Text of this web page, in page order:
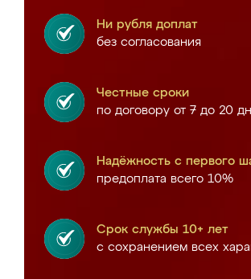
Ни рубля доплат
без согласования
Честные сроки
по договору от 7 до 20
Надёжность с первого
предоплата всего 10%
Срок службы 10+ лет
с сохранением всех